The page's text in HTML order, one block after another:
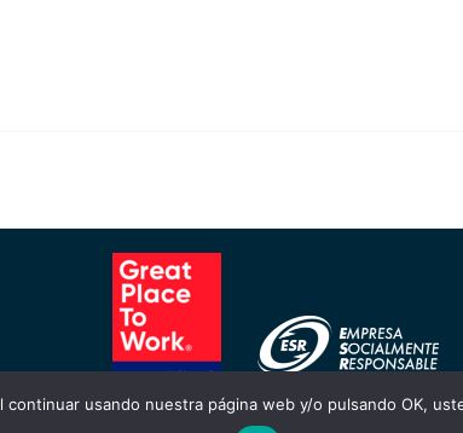
usando nuestra página web y/o pulsando OK,